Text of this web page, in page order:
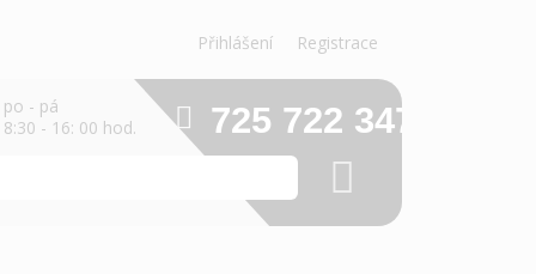
Přihlášení Registrace
po - pá
8:30 - 16: 00 hod.
725 722 347